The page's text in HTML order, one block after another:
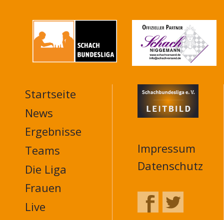
MAIN
NAVIGATION
FOOTER
Startseite
News
Ergebnisse
Teams
Die Liga
Frauen
Live
Impressum
Datenschutz